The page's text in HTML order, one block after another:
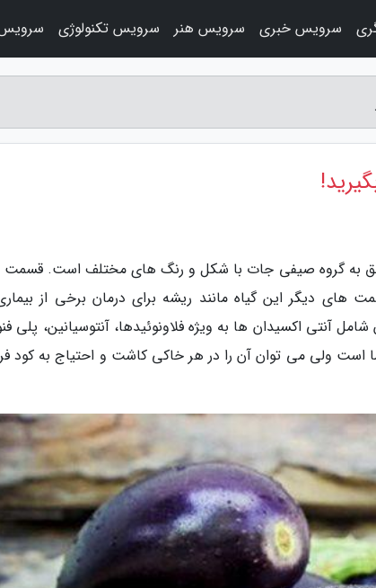
به گروه صیفی جات با شکل و رنگ های مختلف است. قسمت
دیگر این گیاه مانند ریشه برای درمان برخی از
آنتی اکسیدان ها به ویژه فلاونوئیدها، آنتوسیانین، پلی
ولی می توان آن را در هر خاکی کاشت و احتیاج به کود
سرویس خبری سرویس هنر سرویس تکنولوژی